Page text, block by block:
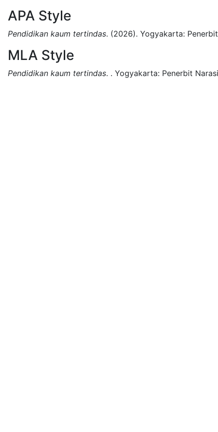
APA Style
Pendidikan kaum tertindas. (2026). Yogyakarta:
MLA Style
Pendidikan kaum tertindas. . Yogyakarta: Penerbit